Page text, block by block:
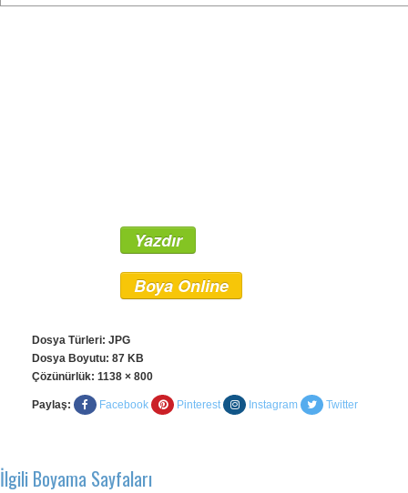
Yazdır
Boya Online
Dosya Türleri: JPG
Dosya Boyutu: 87 KB
Çözünürlük: 1138 × 800
Paylaş: Facebook Pinterest Instagram Twitter
İlgili Boyama Sayfaları